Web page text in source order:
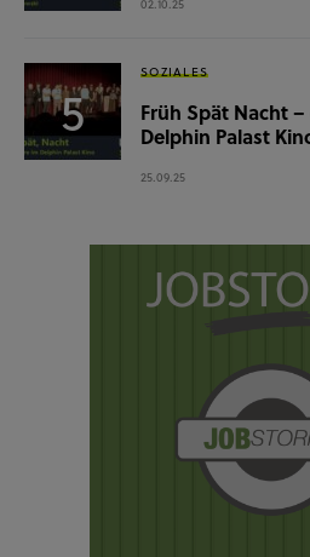
02.10.25
SOZIALES
Früh Spät Nacht
Delphin Palast
25.09.25